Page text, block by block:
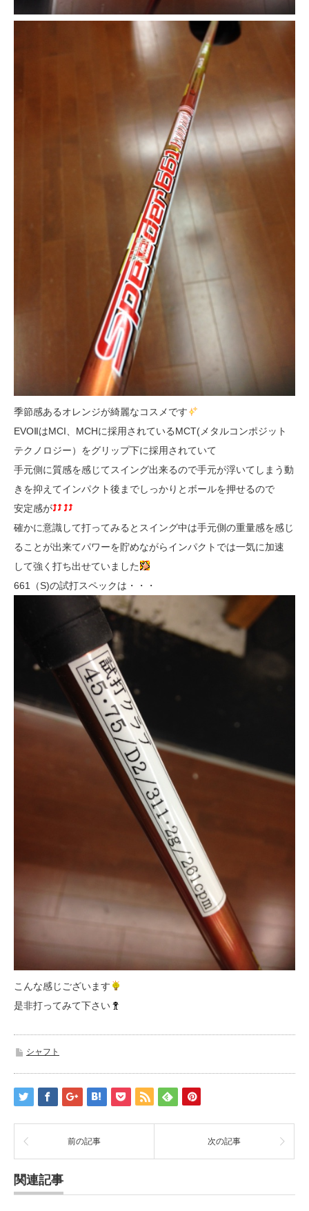
季節感あるオレンジが綺麗なコスメです
EVOⅡはMCI、MCHに採用されているMCT(メタルコンポジット
テクノロジー）をグリップ下に採用されていて
手元側に質感を感じてスイング出来るので手元が浮いてしまう動
きを抑えてインパクト後までしっかりとボールを押せるので
安定感が
確かに意識して打ってみるとスイング中は手元側の重量感を感じ
ることが出来てパワーを貯めながらインパクトでは一気に加速
して強く打ち出せていました
661（S)の試打スペックは・・・
こんな感じございます
是非打ってみて下さい
シャフト
前の記事 次の記事
関連記事